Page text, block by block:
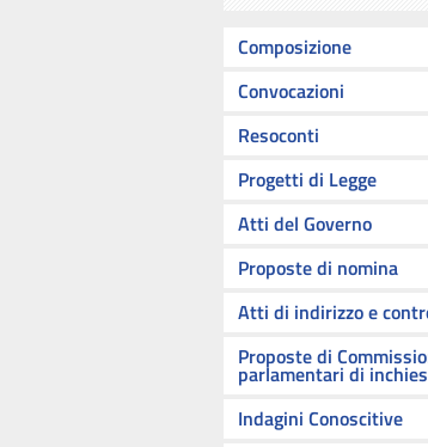
Composizione
Convocazioni
Resoconti
Progetti di Legge
Atti del Governo
Proposte di nomina
Atti di indirizzo e
Proposte di
parlamentari di
Indagini Conoscitive